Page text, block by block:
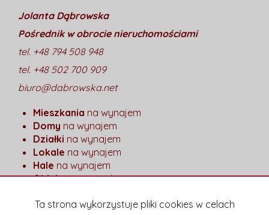
Jolanta Dąbrowska
Pośrednik w obrocie nieruchomościami
tel. +48 794 508 948
tel. +48 502 700 909
biuro@dabrowska.net
Mieszkania na wynajem
Domy na wynajem
Działki na wynajem
Lokale na wynajem
Hale na wynajem
Obiektyna wynajem
Mieszkaniana sprzedaż
Ta strona wykorzystuje pliki cookies w celach